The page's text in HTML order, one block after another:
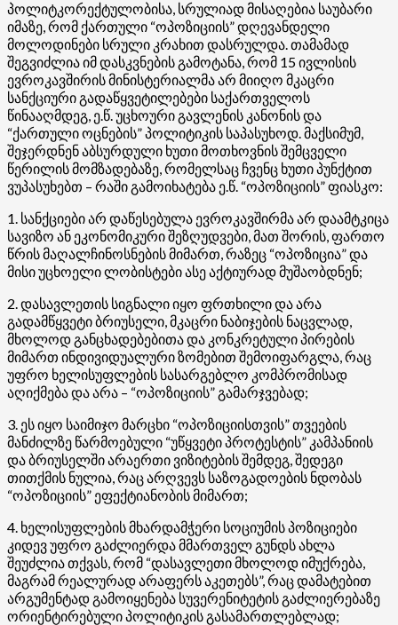
პოლიტკორექტულობისა, სრულიად მისაღებია საუბარი
იმაზე, რომ ქართული “ოპოზიციის” დღევანდელი
მოლოდინები სრული კრახით დასრულდა. თამამად
შეგვიძლია იმ დასკვნების გამოტანა, რომ 15 ივლისის
ევროკავშირის მინისტერიალმა არ მიიღო მკაცრი
სანქციური გადაწყვეტილებები საქართველოს
წინააღმდეგ, ე.წ. უცხოური გავლენის კანონის და
“ქართული ოცნების” პოლიტიკის საპასუხოდ. მაქსიმუმ,
შეჯერდნენ აბსურდული ხუთი მოთხოვნის შემცველი
წერილის მომზადებაზე, რომელსაც ჩვენც ხუთი პუნქტით
ვუპასუხებთ – რაში გამოიხატება ე.წ. “ოპოზიციის” ფიასკო:
1. სანქციები არ დაწესებულა ევროკავშირმა არ დაამტკიცა
სავიზო ან ეკონომიკური შეზღუდვები, მათ შორის, ფართო
წრის მაღალჩინოსნების მიმართ, რაზეც “ოპოზიცია” და
მისი უცხოელი ლობისტები ასე აქტიურად მუშაობდნენ;
2. დასავლეთის სიგნალი იყო ფრთხილი და არა
გადამწყვეტი ბრიუსელი, მკაცრი ნაბიჯების ნაცვლად,
მხოლოდ განცხადებებითა და კონკრეტული პირების
მიმართ ინდივიდუალური ზომებით შემოიფარგლა, რაც
უფრო ხელისუფლების სასარგებლო კომპრომისად
აღიქმება და არა – “ოპოზიციის” გამარჯვებად;
3. ეს იყო საიმიჯო მარცხი “ოპოზიციისთვის” თვეების
მანძილზე წარმოებული “უწყვეტი პროტესტის” კამპანიის
და ბრიუსელში არაერთი ვიზიტების შემდეგ, შედეგი
თითქმის ნულია, რაც არღვევს საზოგადოების ნდობას
“ოპოზიციის” ეფექტიანობის მიმართ;
4. ხელისუფლების მხარდამჭერი სოციუმის პოზიციები
კიდევ უფრო გაძლიერდა მმართველ გუნდს ახლა
შეუძლია თქვას, რომ “დასავლეთი მხოლოდ იმუქრება,
მაგრამ რეალურად არაფერს აკეთებს”, რაც დამატებით
არგუმენტად გამოიყენება სუვერენიტეტის გაძლიერებაზე
ორიენტირებული პოლიტიკის გასამართლებლად;